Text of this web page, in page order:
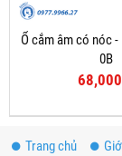
Ổ cắm âm có nóc -
0B
Trang chủ